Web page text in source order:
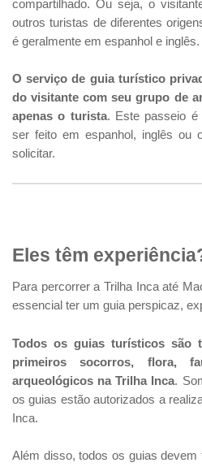
compartilhado. Ou seja, o
outros turistas de diferentes
é geralmente em espanhol e inglês.
O serviço de guia turístico
do visitante com seu grupo de
apenas o turista. Este passeio é
ser feito em espanhol, inglês ou
solicitar.
Eles têm
Para percorrer a Trilha Inca até
essencial ter um guia perspicaz,
Todos os guias turísticos são
primeiros socorros, flora,
arqueológicos na Trilha Inca.
os guias estão autorizados a
Inca.
Além disso, todos os guias devem